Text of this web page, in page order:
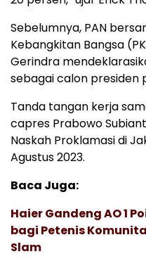
Sebelumnya, PAN
Kebangkitan Bangsa
Gerindra
sebagai calon presiden
Tanda tangan kerja
capres Prabowo
Naskah Proklamasi di
Agustus 2023.
Baca Juga:
Haier Gandeng AO 1
bagi Petenis
Slam